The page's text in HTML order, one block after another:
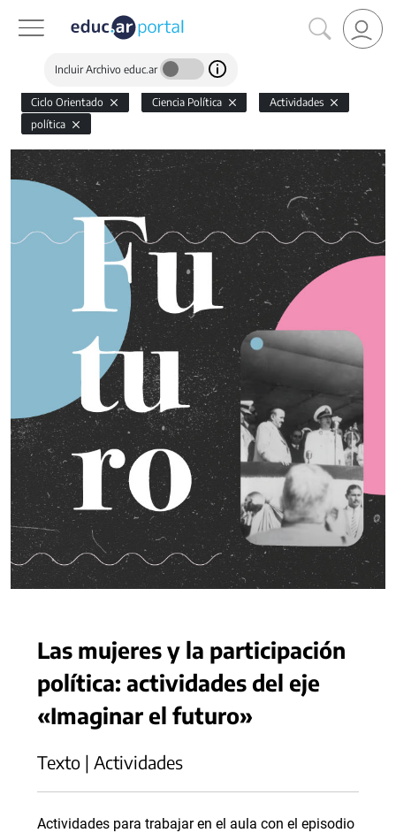
Incluir Archivo educ.ar
Ciclo Orientado Ciencia Política
Actividades
política
Las mujeres y la participación
política: actividades del eje
«Imaginar el futuro»
Texto | Actividades
Actividades para trabajar en el aula con el episodio